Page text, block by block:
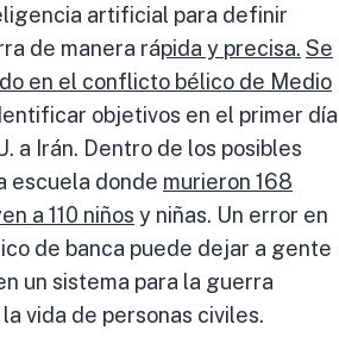
artificial para definir
de manera rápida y precisa. Se
en el conflicto bélico de Medio
objetivos en el primer día
a Irán. Dentro de los posibles
escuela donde murieron 168
a 110 niños y niñas. Un error en
de banca puede dejar a gente
un sistema para la guerra
vida de personas civiles.